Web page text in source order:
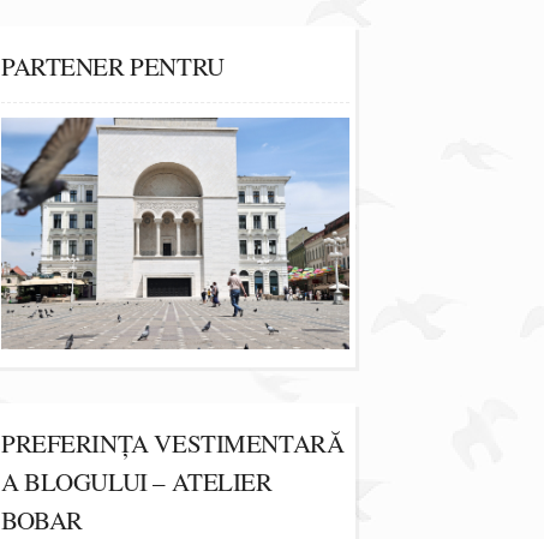
PARTENER PENTRU
PREFERINȚA VESTIMENTARĂ
A BLOGULUI – ATELIER
BOBAR